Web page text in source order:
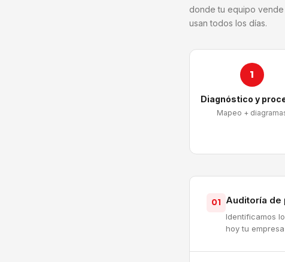
donde tu equipo
usan todos los días.
1
Diagnóstico y
Mapeo +
01 Auditoría de
Identificamos
hoy tu